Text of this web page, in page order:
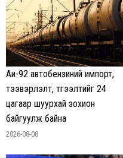
Аи-92 автобензиний импорт,
тээвэрлэлт, түгээлтийг 24
цагаар шуурхай зохион
байгуулж байна
2026-08-08